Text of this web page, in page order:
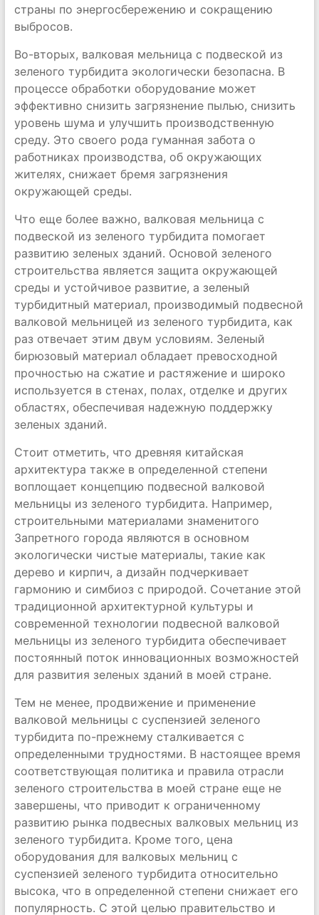
страны по энергосбережению и сокращению
выбросов.
Во-вторых, валковая мельница с подвеской из
зеленого турбидита экологически безопасна. В
процессе обработки оборудование может
эффективно снизить загрязнение пылью, снизить
уровень шума и улучшить производственную
среду. Это своего рода гуманная забота о
работниках производства, об окружающих
жителях, снижает бремя загрязнения
окружающей среды.
Что еще более важно, валковая мельница с
подвеской из зеленого турбидита помогает
развитию зеленых зданий. Основой зеленого
строительства является защита окружающей
среды и устойчивое развитие, а зеленый
турбидитный материал, производимый подвесной
валковой мельницей из зеленого турбидита, как
раз отвечает этим двум условиям. Зеленый
бирюзовый материал обладает превосходной
прочностью на сжатие и растяжение и широко
используется в стенах, полах, отделке и других
областях, обеспечивая надежную поддержку
зеленых зданий.
Стоит отметить, что древняя китайская
архитектура также в определенной степени
воплощает концепцию подвесной валковой
мельницы из зеленого турбидита. Например,
строительными материалами знаменитого
Запретного города являются в основном
экологически чистые материалы, такие как
дерево и кирпич, а дизайн подчеркивает
гармонию и симбиоз с природой. Сочетание этой
традиционной архитектурной культуры и
современной технологии подвесной валковой
мельницы из зеленого турбидита обеспечивает
постоянный поток инновационных возможностей
для развития зеленых зданий в моей стране.
Тем не менее, продвижение и применение
валковой мельницы с суспензией зеленого
турбидита по-прежнему сталкивается с
определенными трудностями. В настоящее время
соответствующая политика и правила отрасли
зеленого строительства в моей стране еще не
завершены, что приводит к ограниченному
развитию рынка подвесных валковых мельниц из
зеленого турбидита. Кроме того, цена
оборудования для валковых мельниц с
суспензией зеленого турбидита относительно
высока, что в определенной степени снижает его
популярность. С этой целью правительство и